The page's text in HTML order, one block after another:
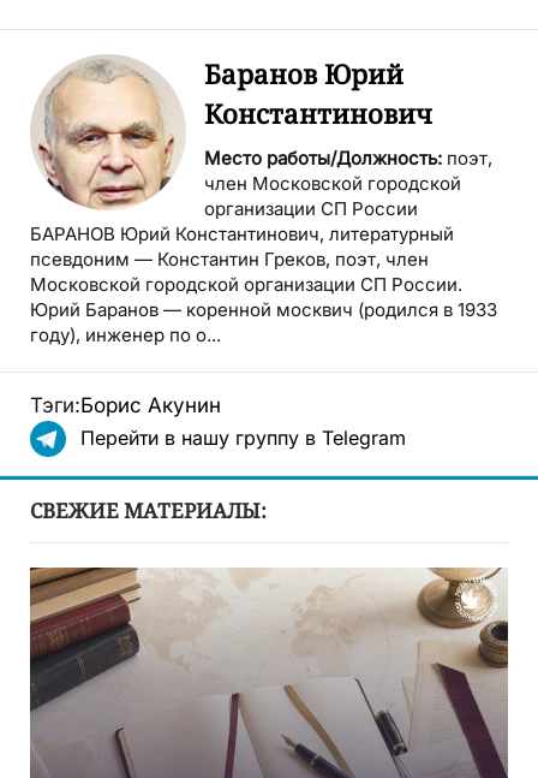
Баранов Юрий
Константинович
Место работы/Должность: поэт,
член Московской городской
организации СП России
БАРАНОВ Юрий Константинович, литературный
псевдоним — Константин Греков, поэт, член
Московской городской организации СП России.
Юрий Баранов — коренной москвич (родился в 1933
году), инженер по о...
Тэги:Борис Акунин
Перейти в нашу группу в Telegram
СВЕЖИЕ МАТЕРИАЛЫ: